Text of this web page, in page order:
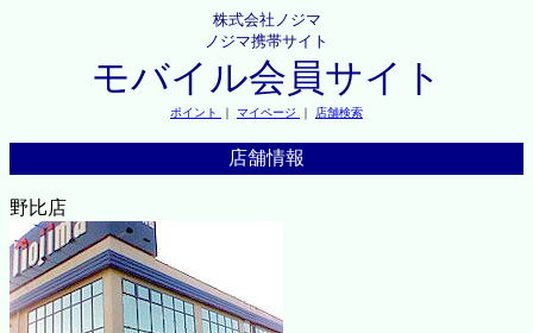
株式会社ノジマ
ノジマ携帯サイト
モバイル会員サイト
ポイント ｜ マイページ ｜ 店舗検索
店舗情報
野比店